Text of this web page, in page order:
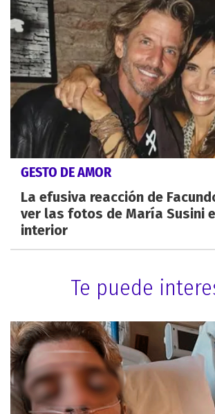
GESTO DE AMOR
La efusiva reacción de
ver las fotos de María Susini
interior
Te puede